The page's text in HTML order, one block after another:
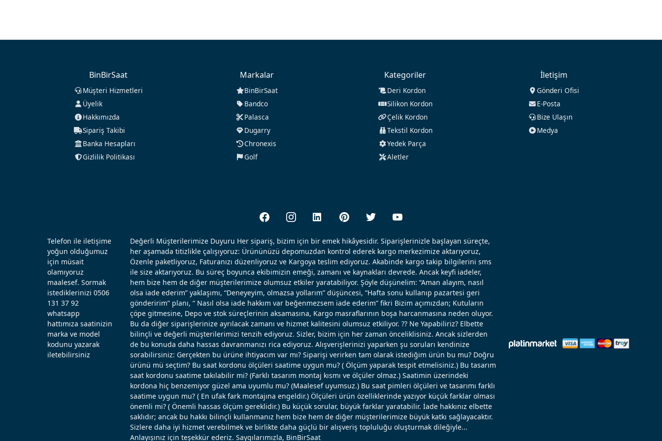
BinBirSaat
Müşteri Hizmetleri
Üyelik
Hakkımızda
Sipariş Takibi
Banka Hesapları
Gizlilik Politikası
Markalar
BinBirSaat
Bandco
Palasca
Dugarry
Chronexis
Golf
Kategoriler
Deri Kordon
Silikon Kordon
Çelik Kordon
Tekstil Kordon
Yedek Parça
Aletler
İletişim
Gönderi Ofisi
E-Posta
Bize Ulaşın
Medya
Telefon ile iletişime
yoğun olduğumuz
için müsait
olamıyoruz
maalesef. Sormak
istediklerinizi 0506
131 37 92
whatsapp
hattımıza saatinizin
marka ve model
kodunu yazarak
iletebilirsiniz
Değerli Müşterilerimize Duyuru Her sipariş, bizim için bir emek hikâyesidir. Siparişlerinizle başlayan süreçte,
her aşamada titizlikle çalışıyoruz: Ürününüzü depomuzdan kontrol ederek kargo merkezimize aktarıyoruz,
Özenle paketliyoruz, Faturanızı düzenliyoruz ve Kargoya teslim ediyoruz. Akabinde kargo takip bilgilerini sms
ile size aktarıyoruz. Bu süreç boyunca ekibimizin emeği, zamanı ve kaynakları devrede. Ancak keyfi iadeler,
hem bize hem de diğer müşterilerimize olumsuz etkiler yaratabiliyor. Şöyle düşünelim: “Aman alayım, nasıl
olsa iade ederim” yaklaşımı, “Deneyeyim, olmazsa yollarım” düşüncesi, “Hafta sonu kullanıp pazartesi geri
gönderirim” planı, “ Nasıl olsa iade hakkım var beğenmezsem iade ederim” fikri Bizim açımızdan; Kutuların
çöpe gitmesine, Depo ve stok süreçlerinin aksamasına, Kargo masraflarının boşa harcanmasına neden oluyor.
Bu da diğer siparişlerinize ayrılacak zamanı ve hizmet kalitesini olumsuz etkiliyor. ?? Ne Yapabiliriz? Elbette
bilinçli ve değerli müşterilerimizi tenzih ediyoruz. Sizler, bizim için her zaman önceliklisiniz. Ancak sizlerden
de bu konuda daha hassas davranmanızı rica ediyoruz. Alışverişlerinizi yaparken şu soruları kendinize
sorabilirsiniz: Gerçekten bu ürüne ihtiyacım var mı? Siparişi verirken tam olarak istediğim ürün bu mu? Doğru
ürünü mü seçtim? Bu saat kordonu ölçüleri saatime uygun mu? ( Ölçüm yaparak tespit etmelisiniz.) Bu tasarım
saat kordonu saatime takılabilir mi? (Farklı tasarım montaj kısmı ve ölçüler olmaz.) Saatimin üzerindeki
kordona hiç benzemiyor güzel ama uyumlu mu? (Maalesef uyumsuz.) Bu saat pimleri ölçüleri ve tasarımı farklı
saatime uygun mu? ( En ufak fark montajına engeldir.) Ölçüleri ürün özelliklerinde yazıyor küçük farklar olması
önemli mi? ( Önemli hassas ölçüm gereklidir.) Bu küçük sorular, büyük farklar yaratabilir. İade hakkınız elbette
saklıdır; ancak bu hakkı bilinçli kullanmanız hem bize hem de diğer müşterilerimize büyük katkı sağlayacaktır.
Sizlere daha iyi hizmet verebilmek ve birlikte daha güçlü bir alışveriş topluluğu oluşturmak dileğiyle...
Anlayışınız için teşekkür ederiz. Saygılarımızla, BinBirSaat